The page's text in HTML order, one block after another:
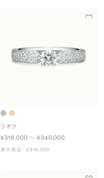
リオラ
¥318,000 〜 ¥340,000
表示商品： ¥318,000